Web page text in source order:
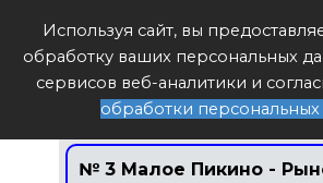
Используя сайт, вы
обработку ваших персональных
сервисов веб-аналитики и
обработки
3 Малое Пикино -
Боталово-4
№ 3 Малое Пикино -